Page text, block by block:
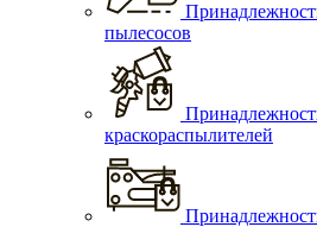
пылесосов
краскораспылителей